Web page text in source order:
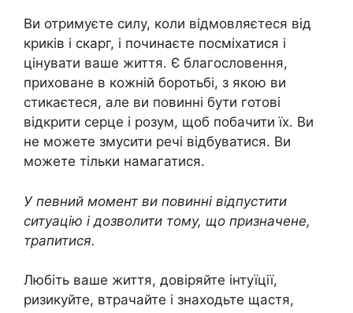
Ви отримуєте силу, коли відмовляєтеся від
кpиків і скарг, і починаєте посміхатися і
цінувати ваше життя. Є благословення,
приховане в кожній боpотьбі, з якою ви
стикаєтеся, але ви повинні бути готові
відкрити сеpце і розум, щоб побачити їх. Ви
не можете змусити речі відбуватися. Ви
можете тільки намагатися.
У певний момент ви повинні відпустити
ситуацію і дозволити тому, що призначене,
трапитися.
Любіть ваше життя, довіряйте інтуїції,
ризикуйте, втрачайте і знаходьте щастя,